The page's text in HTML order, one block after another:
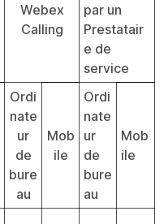
Webex
Calling
par un
Prestatair
e de
service
Ordi
nate
ur
de
bure
au
Mob
ile
Ordi
nate
ur
de
bure
au
Mob
ile